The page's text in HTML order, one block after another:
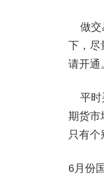
做交
下，尽
请开通
平时
期货市
只有个
6月份